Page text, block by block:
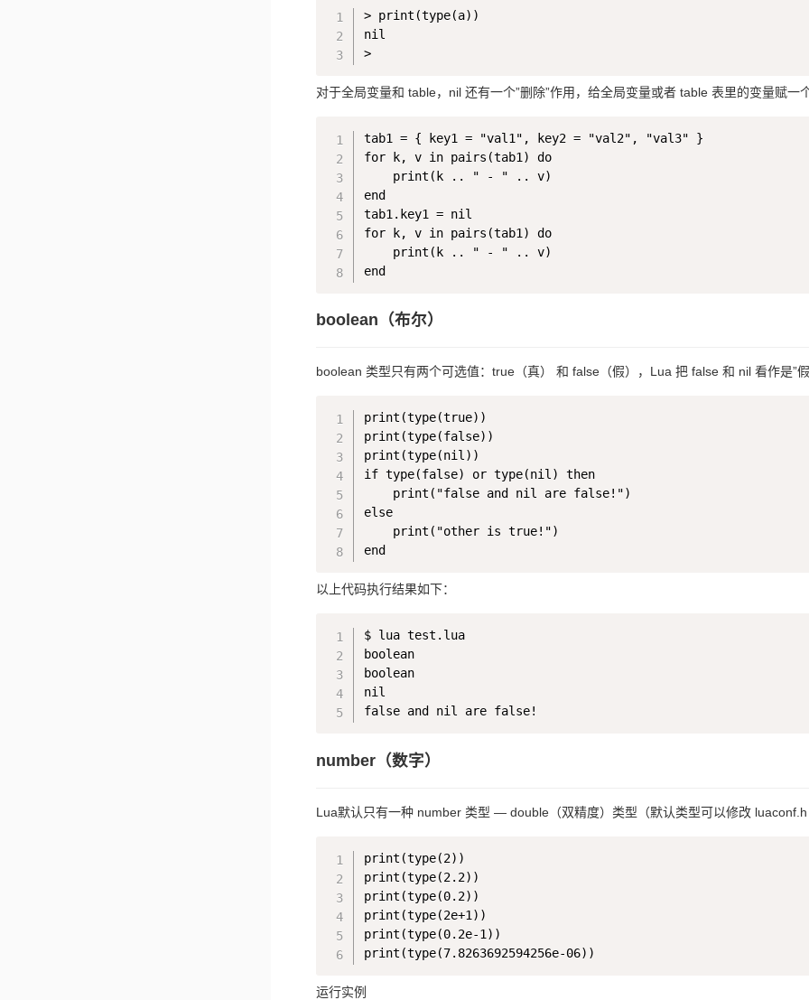
> print(type(a))
nil
>
对于全局变量和 table，nil 还有一个”删除”作用，给全局变量或者 table 表里的变量赋一
tab1 = { key1 = "val1", key2 = "val2", "val3" }
for k, v in pairs(tab1) do
    print(k .. " - " .. v)
end
tab1.key1 = nil
for k, v in pairs(tab1) do
    print(k .. " - " .. v)
end
boolean（布尔）
boolean 类型只有两个可选值：true（真） 和 false（假），Lua 把 false 和 nil 看作是”假
print(type(true))
print(type(false))
print(type(nil))
if type(false) or type(nil) then
    print("false and nil are false!")
else
    print("other is true!")
以上代码执行结果如下：
$ lua test.lua
boolean
boolean
nil
number（数字）
Lua默认只有一种 number 类型 — double（双精度）类型（默认类型可以修改
print(type(2))
print(type(2.2))
print(type(0.2))
print(type(2e+1))
print(type(0.2e-1))
运行实例